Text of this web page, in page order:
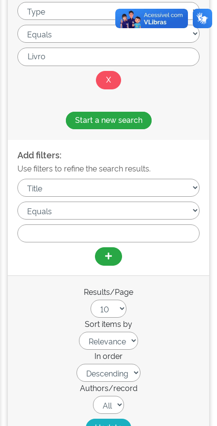
Start a new search
Add filters:
Use filters to refine the search results.
Results/Page
Sort items by
In order
Authors/record